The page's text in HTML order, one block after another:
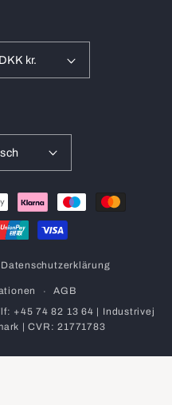
Dänemark | DKK kr.
Datenschutzerklärung
AGB
+45 74 82 13 64 | Industrivej
| CVR: 21771783